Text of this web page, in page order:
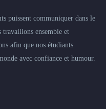
puissent communiquer dans le
ensemble et
afin que nos étudiants
avec confiance et humour.